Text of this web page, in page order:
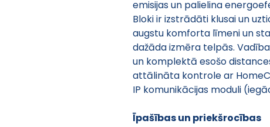
emisijas un palielina
Bloki ir izstrādāti klusai un
augstu komforta līmeni un
dažāda izmēra telpās.
un komplektā esošo
attālināta kontrole ar
IP komunikācijas moduli
Īpašības un priekšrocības